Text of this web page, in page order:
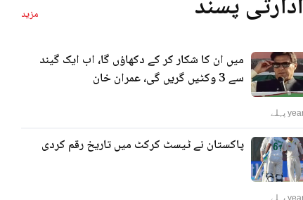
ادارتی پسند مزید
میں ان کا شکار کر کے دکھاؤں گا، اب ایک گیند
سے 3 وکٹیں گریں گی، عمران خان
پاکستان نے ٹیسٹ کرکٹ میں تاریخ رقم کردی